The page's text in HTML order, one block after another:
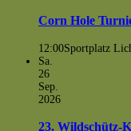
Corn Hole
12:00Sportplatz
Sa.
26
Sep.
2026
23. Wildschütz-